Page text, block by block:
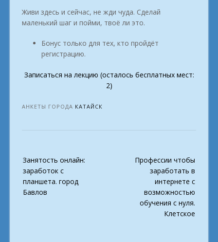
Живи здесь и сейчас, не жди чуда. Сделай
маленький шаг и пойми, твоё ли это.
Бонус только для тех, кто пройдёт
регистрацию.
Записаться на лекцию (осталось бесплатных мест:
2)
АНКЕТЫ ГОРОДА КАТАЙСК
navigation
Занятость онлайн:
заработок с
планшета. город
Бавлов
Профессии чтобы
заработать в
интернете с
возможностью
обучения с нуля.
Клетское